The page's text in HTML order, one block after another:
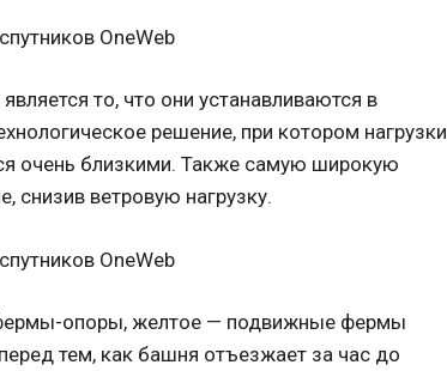
то, что они устанавливаются в
решение, при котором нагрузки
очень близкими. Также самую широкую
снизив ветровую нагрузку.
опоры, желтое — подвижные фермы
тем, как башня отъезжает за час до